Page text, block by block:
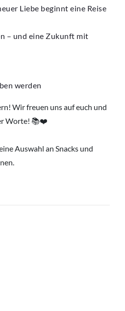
Liebe beginnt eine Reise
– und eine Zukunft mit
werden
Wir freuen uns auf euch und
Worte! 📚❤️
Auswahl an Snacks und